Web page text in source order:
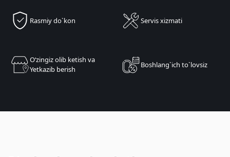
Rasmiy do`kon Servis xizmati
Oʻzingiz olib ketish va
Yetkazib berish
Boshlang`ich to`lovsiz